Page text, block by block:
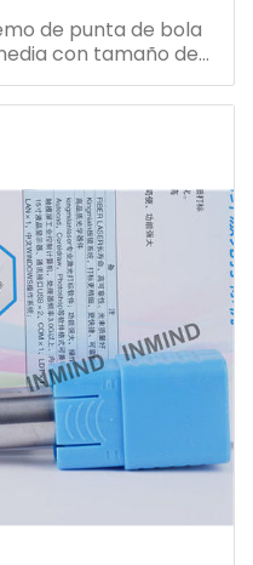
de punta de bola
con tamaño de
0.6 um